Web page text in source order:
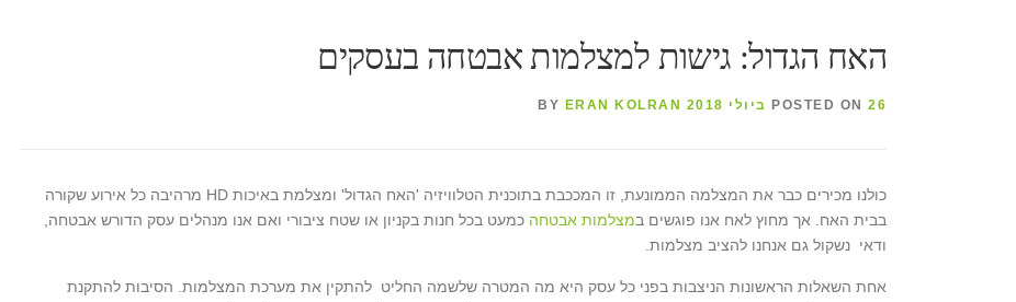
האח הגדול: גישות למצלמות אבטחה בעסקים
POSTED ON 26 ביולי 2018 ERAN KOLRAN
כולנו מכירים כבר את המצלמה הממונעת, זו המככבת בתוכנית הטלוויזיה 'האח הגדול' ומצלמת באיכות HD מרהיבה כל אירוע שקורה
בבית האח. אך מחוץ לאח אנו פוגשים במצלמות אבטחה כמעט בכל חנות בקניון או שטח ציבורי ואם אנו מנהלים עסק הדורש אבטחה,
ודאי נשקול גם אנחנו להציב מצלמות.
אחת השאלות הראשונות הניצבות בפני כל עסק היא מה המטרה שלשמה החליט להתקין את מערכת המצלמות. הסיבות להתקנת